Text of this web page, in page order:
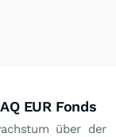
EUR Fonds
über der